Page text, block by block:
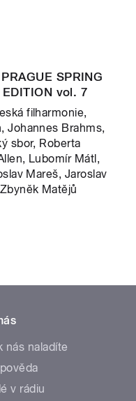
SPRING
vol. 7
filharmonie,
Johannes Brahms,
sbor, Roberta
Lubomír Mátl,
Mareš, Jaroslav
Matějů
nás naladíte
v rádiu